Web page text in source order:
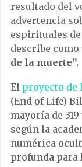
resultado del
advertencia
espirituales
describe
de la muerte”.
El proyecto de
(End of Life)
mayoría de
según la
numérica
profunda para